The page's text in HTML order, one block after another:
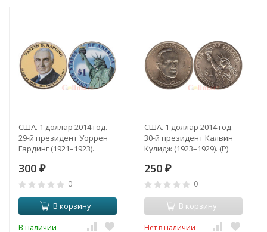
США. 1 доллар 2014 год.
29-й президент Уоррен
Гардинг (1921–1923).
300 ₽
0
В корзину
В наличии
США. 1 доллар 2014 год.
30-й президент Калвин
Кулидж (1923–1929). (Р)
250 ₽
0
В корзину
Нет в наличии